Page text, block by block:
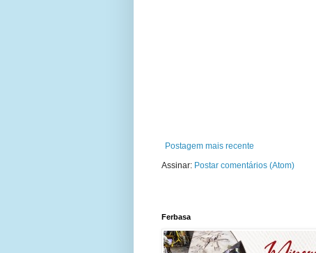
Postagem mais recente
Assinar: Postar comentários (Atom)
Ferbasa